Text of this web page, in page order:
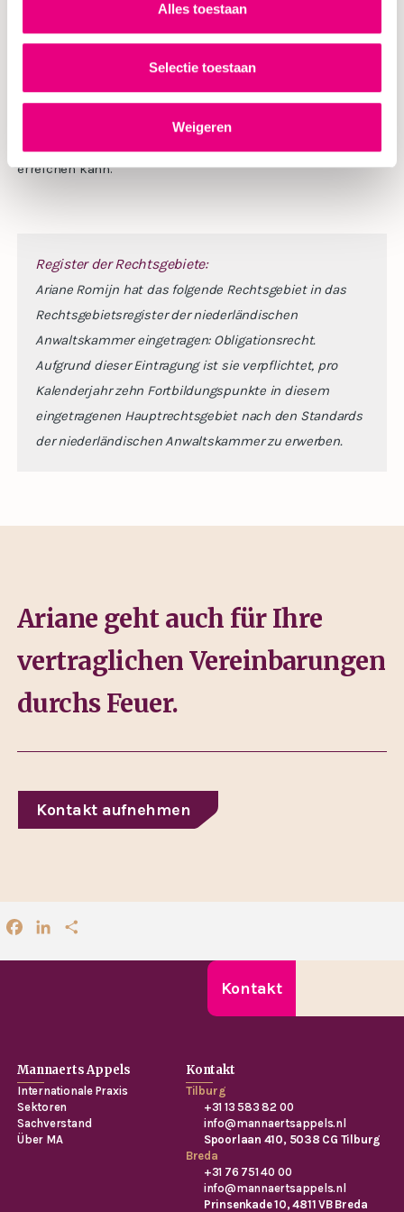
Alles toestaan
Selectie toestaan
Weigeren
„Ich finde es lustig und interessant, neue Leute zu treffen,
zu reden und einander zuzuhören. Das tue ich u.a. bei den
Netzwerkorganisationen Brabants Goed und Via Latus. Und
natürlich beim Anfeuern des NAC Breda.“ Wir suchen nach
erreichen kann.
Register der Rechtsgebiete:
Ariane Romijn hat das folgende Rechtsgebiet in das
Rechtsgebietsregister der niederländischen
Anwaltskammer eingetragen: Obligationsrecht.
Aufgrund dieser Eintragung ist sie verpflichtet, pro
Kalenderjahr zehn Fortbildungspunkte in diesem
eingetragenen Hauptrechtsgebiet nach den Standards
der niederländischen Anwaltskammer zu erwerben.
Ariane geht auch für Ihre
vertraglichen Vereinbarungen
durchs Feuer.
Kontakt aufnehmen
FacebookLinkedIn
Kontakt
Mannaerts Appels
Internationale Praxis
Sektoren
Sachverstand
Über MA
Kontakt
Tilburg
+31 13 583 82 00
info@mannaertsappels.nl
Spoorlaan 410, 5038 CG Tilburg
Breda
+31 76 751 40 00
info@mannaertsappels.nl
Prinsenkade 10, 4811 VB Breda